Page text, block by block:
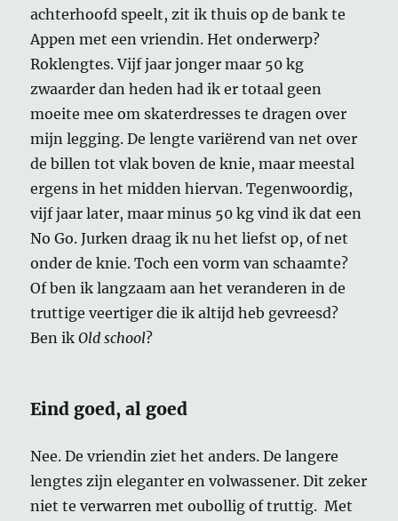
achterhoofd speelt, zit ik thuis op de bank te
Appen met een vriendin. Het onderwerp?
Roklengtes. Vijf jaar jonger maar 50 kg
zwaarder dan heden had ik er totaal geen
moeite mee om skaterdresses te dragen over
mijn legging. De lengte variërend van net over
de billen tot vlak boven de knie, maar meestal
ergens in het midden hiervan. Tegenwoordig,
vijf jaar later, maar minus 50 kg vind ik dat een
No Go. Jurken draag ik nu het liefst op, of net
onder de knie. Toch een vorm van schaamte?
Of ben ik langzaam aan het veranderen in de
truttige veertiger die ik altijd heb gevreesd?
Ben ikOld school?
Eind goed, al goed
Nee. De vriendin ziet het anders. De langere
lengtes zijn eleganter en volwassener. Dit zeker
niet te verwarren met oubollig of truttig. Met